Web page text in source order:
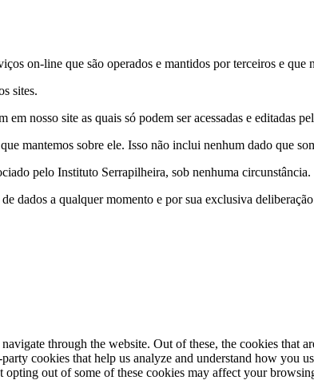
on-line que são operados e mantidos por terceiros e
sites.
nosso site as quais só podem ser acessadas e editadas
mantemos sobre ele. Isso não inclui nenhum dado que
pelo Instituto Serrapilheira, sob nenhuma circunstância.
dados a qualquer momento e por sua exclusiva
through the website. Out of these, the cookies that
cookies that help us analyze and understand how
out of some of these cookies may affect your